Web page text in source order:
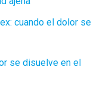
cuando el dolor se
se disuelve en el